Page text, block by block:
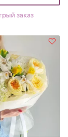
заказ